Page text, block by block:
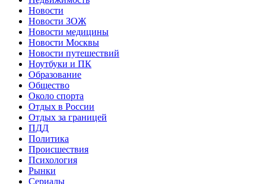
Новости
Новости ЗОЖ
Новости медицины
Новости Москвы
Новости путешествий
Ноутбуки и ПК
Образование
Общество
Около спорта
Отдых в России
Отдых за границей
ПДД
Политика
Происшествия
Психология
Рынки
Сериалы